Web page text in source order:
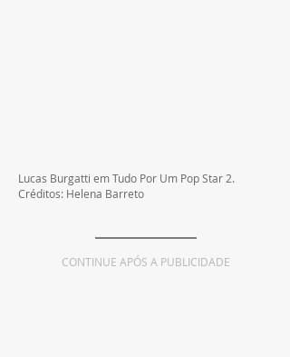
Lucas Burgatti em Tudo Por Um Pop Star 2.
Créditos: Helena Barreto
CONTINUE APÓS A PUBLICIDADE